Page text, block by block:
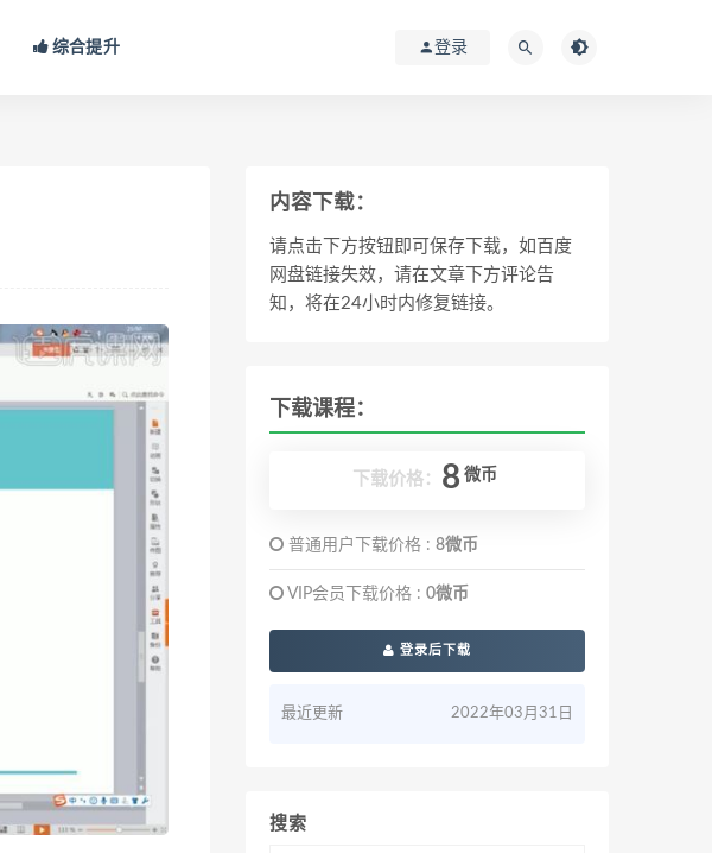
综合提升 登录
内容下载：
请点击下方按钮即可保存下载，如百度
网盘链接失效，请在文章下方评论告
知，将在24小时内修复链接。
下载课程：
下载价格： 8 微币
普通用户下载价格 : 8微币
VIP会员下载价格 : 0微币
登录后下载
最近更新 2022年03月31日
搜索